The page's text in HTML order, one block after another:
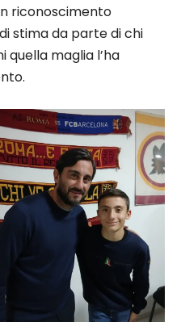
riconoscimento
stima da parte di chi
quella maglia l’ha